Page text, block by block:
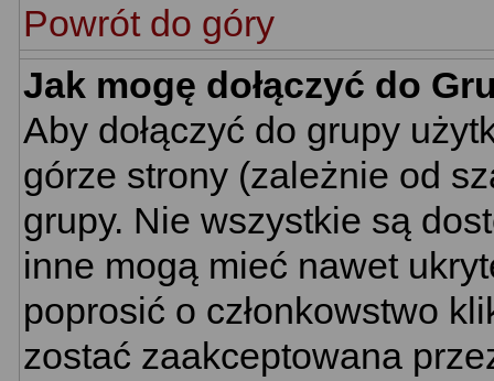
Powrót do góry
Jak mogę dołączyć do
Aby dołączyć do grupy
górze strony (zależnie od
grupy. Nie wszystkie są
inne mogą mieć nawet
poprosić o członkowstwo
zostać zaakceptowana